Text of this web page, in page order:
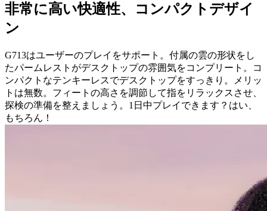
非常に高い快適性、コンパクトデザイ
ン
G713はユーザーのプレイをサポート。付属の雲の形状をし
たパームレストがデスクトップの雰囲気をコンプリート。コ
ンパクトなテンキーレスでデスクトップをすっきり。メリッ
トは無数。フィートの高さを調節して指をリラックスさせ、
探検の準備を整えましょう。1日中プレイできます？はい、
もちろん！